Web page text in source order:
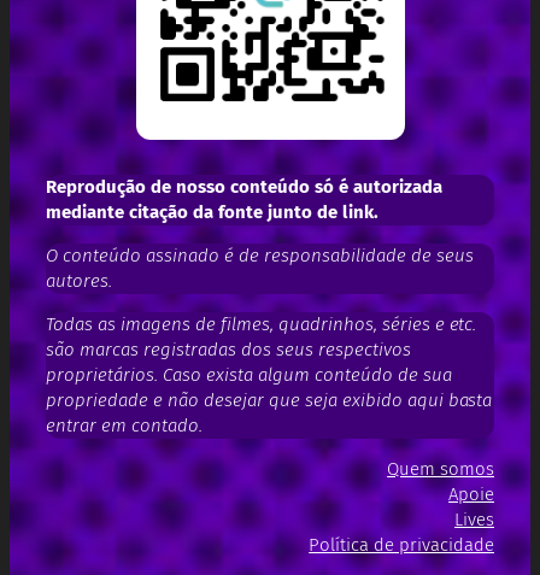
Reprodução de nosso conteúdo só é autorizada
mediante citação da fonte junto de link.
O conteúdo assinado é de responsabilidade de seus
autores.
Todas as imagens de filmes, quadrinhos, séries e etc.
são marcas registradas dos seus respectivos
proprietários. Caso exista algum conteúdo de sua
propriedade e não desejar que seja exibido aqui basta
entrar em contado.
Quem somos
Apoie
Lives
Política de privacidade